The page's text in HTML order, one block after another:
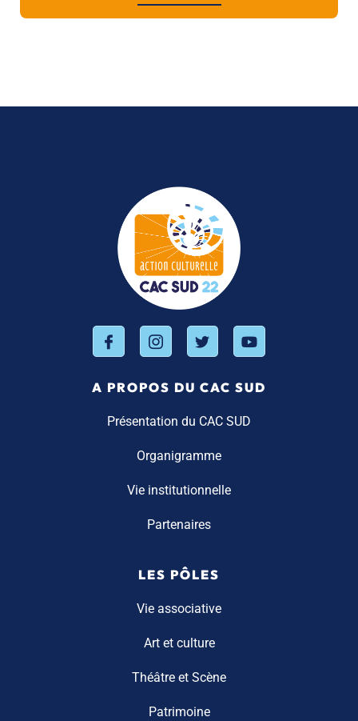
A PROPOS DU CAC SUD
Présentation du CAC SUD
Organigramme
Vie institutionnelle
Partenaires
LES PÔLES
Vie associative
Art et culture
Théâtre et Scène
Patrimoine